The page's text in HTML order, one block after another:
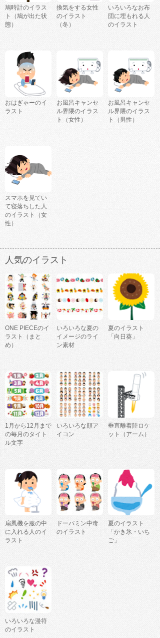
鳩時計のイラス
ト（鳩が出た状
態）
換気をする女性
のイラスト
（冬）
いろいろなお布
団に埋もれる人
のイラスト
おはぎゃーのイ
ラスト
お風呂キャンセ
ル界隈のイラス
ト（女性）
お風呂キャンセ
ル界隈のイラス
ト（男性）
スマホを見てい
て寝落ちした人
のイラスト（女
性）
人気のイラスト
ONE PIECEのイ
ラスト（まと
め）
いろいろな夏の
イメージのライ
ン素材
夏のイラスト
「向日葵」
1月から12月まで
の毎月のタイト
ル文字
いろいろな顔ア
イコン
垂直離着陸ロケ
ット（アーム）
扇風機を服の中
に入れる人のイ
ラスト
ドーパミン中毒
のイラスト
夏のイラスト
「かき氷・いち
ご」
いろいろな漫符
のイラスト